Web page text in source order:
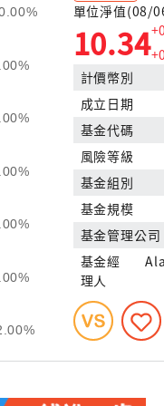
單位淨值(08/
10.34
計價幣別
成立日期
基金代碼
風險等級
基金組別
基金規模
基金管理公司
基金經
理人